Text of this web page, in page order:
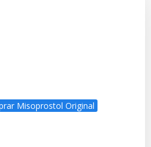
Misoprostol Original